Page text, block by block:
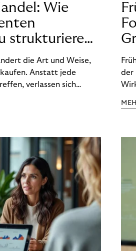
Wie
strukturieren
die Art und Weise,
Anstatt jede
verlassen sich
Budgets
der
zu